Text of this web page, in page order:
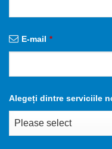
E-mail *
Alegeți dintre serviciile